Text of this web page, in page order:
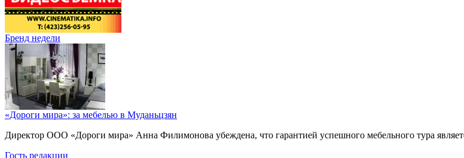
Бренд недели
«Дороги мира»: за мебелью в Муданьцзян
Директор ООО «Дороги мира» Анна Филимонова убеждена, что гарантией успешного мебельного тура
Гость редакции